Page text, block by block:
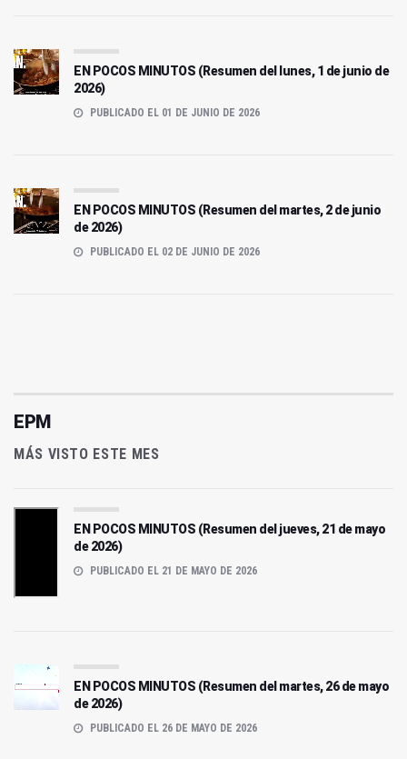
EN POCOS MINUTOS (Resumen del lunes, 1 de junio de
2026)
PUBLICADO EL 01 DE JUNIO DE 2026
EN POCOS MINUTOS (Resumen del martes, 2 de junio
de 2026)
PUBLICADO EL 02 DE JUNIO DE 2026
EPM
MÁS VISTO ESTE MES
EN POCOS MINUTOS (Resumen del jueves, 21 de mayo
de 2026)
PUBLICADO EL 21 DE MAYO DE 2026
EN POCOS MINUTOS (Resumen del martes, 26 de mayo
de 2026)
PUBLICADO EL 26 DE MAYO DE 2026